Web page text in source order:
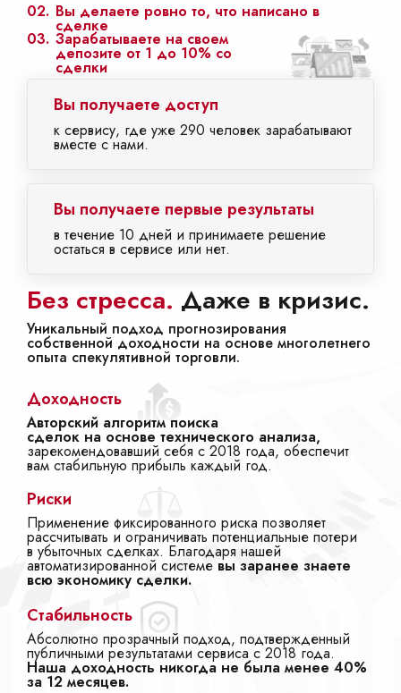
02. Вы делаете ровно то, что написано в
сделке
03. Зарабатываете на своем
депозите от 1 до 10% со
сделки
к сервису, где уже 290 человек зарабатывают
вместе с нами.
Вы получаете доступ
Вы получаете первые результаты
в течение 10 дней и принимаете решение
остаться в сервисе или нет.
Без стресса. Даже в кризис.
Уникальный подход прогнозирования
собственной доходности на основе многолетнего
опыта спекулятивной торговли.
Доходность
Авторский алгоритм поиска
сделок на основе технического анализа,
зарекомендовавший себя с 2018 года, обеспечит
вам стабильную прибыль каждый год.
Риски
Применение фиксированного риска позволяет
рассчитывать и ограничивать потенциальные потери
в убыточных сделках. Благодаря нашей
автоматизированной системе вы заранее знаете
всю экономику сделки.
Стабильность
Абсолютно прозрачный подход, подтвержденный
публичными результатами сервиса с 2018 года.
Наша доходность никогда не была менее 40%
за 12 месяцев.